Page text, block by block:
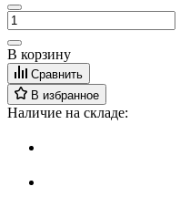
В корзину
Сравнить
В избранное
Наличие на складе: